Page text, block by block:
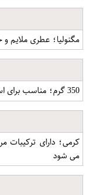
مگنولیا؛ عطری ملایم
350 گرم؛ مناسب برای استفاده روزانه
کرمی؛ دارای
می شود